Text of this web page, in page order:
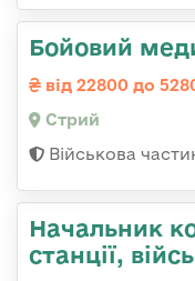
Бойовий
від 22800 до
Стрий
Військова
Начальник
станції,